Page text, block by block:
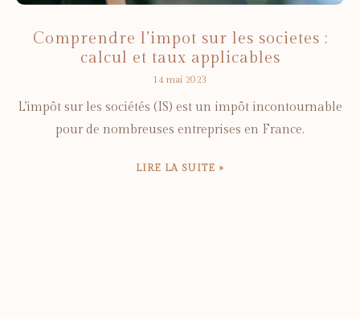
Comprendre l’impot sur les societes :
calcul et taux applicables
14 mai 2023
L’impôt sur les sociétés (IS) est un impôt incontournable
pour de nombreuses entreprises en France.
LIRE LA SUITE »